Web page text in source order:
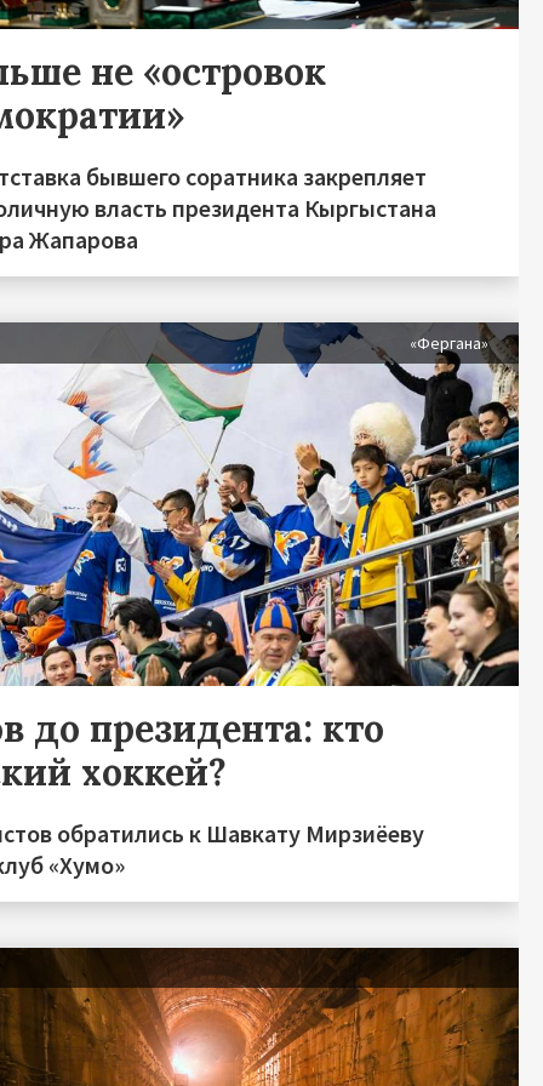
не «островок
бывшего соратника закрепляет
власть президента Кыргыстана
Жапарова
«Фергана»
до президента: кто
хоккей?
обратились к Шавкату Мирзиёеву
«Хумо»